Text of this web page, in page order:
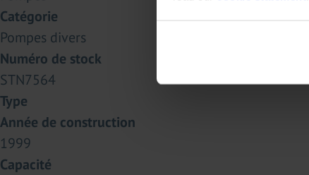
Catégorie
Pompes divers
Numéro de stock
STN7564
Type
Année de construction
1999
Capacité